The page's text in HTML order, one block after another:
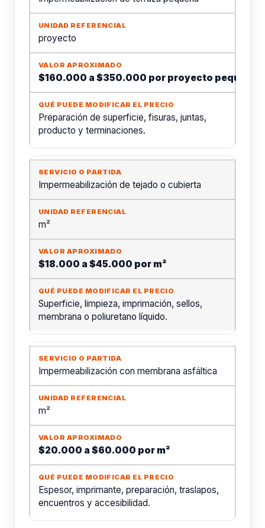
proyecto
$160.000 a $350.000 por proyecto pequeño
Preparación de superficie, fisuras, juntas,
producto y terminaciones.
Impermeabilización de tejado o cubierta
m²
$18.000 a $45.000 por m²
Superficie, limpieza, imprimación, sellos,
membrana o poliuretano líquido.
Impermeabilización con membrana asfáltica
m²
$20.000 a $60.000 por m²
Espesor, imprimante, preparación, traslapos,
encuentros y accesibilidad.